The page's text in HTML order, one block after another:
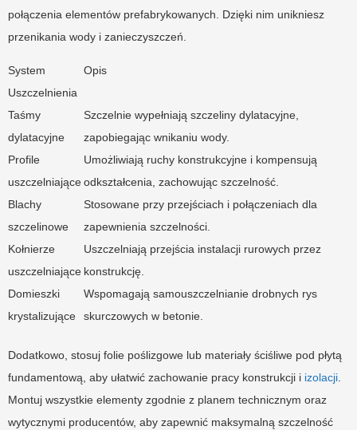
połączenia elementów prefabrykowanych. Dzięki nim unikniesz
przenikania wody i zanieczyszczeń.
System
Uszczelnienia
Opis
Taśmy
dylatacyjne
Szczelnie wypełniają szczeliny dylatacyjne,
zapobiegając wnikaniu wody.
Profile
uszczelniające
Umożliwiają ruchy konstrukcyjne i kompensują
odkształcenia, zachowując szczelność.
Blachy
szczelinowe
Stosowane przy przejściach i połączeniach dla
zapewnienia szczelności.
Kołnierze
uszczelniające
Uszczelniają przejścia instalacji rurowych przez
konstrukcję.
Domieszki
krystalizujące
Wspomagają samouszczelnianie drobnych rys
skurczowych w betonie.
Dodatkowo, stosuj folie poślizgowe lub materiały ściśliwe pod płytą
fundamentową, aby ułatwić zachowanie pracy konstrukcji i izolacji.
Montuj wszystkie elementy zgodnie z planem technicznym oraz
wytycznymi producentów, aby zapewnić maksymalną szczelność